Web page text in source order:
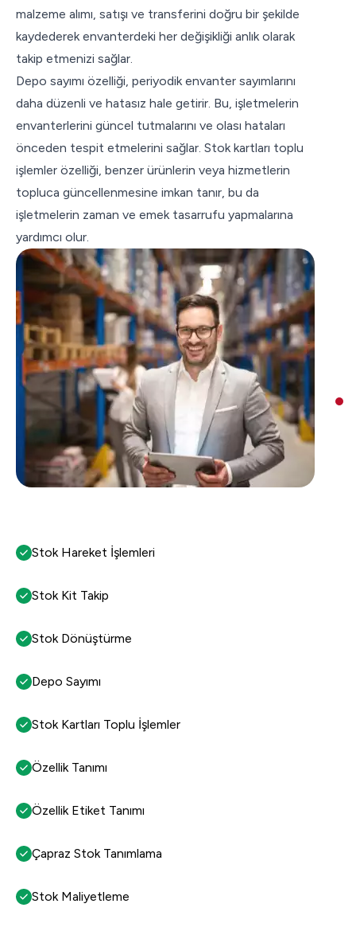
malzeme alımı, satışı ve transferini doğru bir şekilde
kaydederek envanterdeki her değişikliği anlık olarak
takip etmenizi sağlar.
Depo sayımı özelliği, periyodik envanter sayımlarını
daha düzenli ve hatasız hale getirir. Bu, işletmelerin
envanterlerini güncel tutmalarını ve olası hataları
önceden tespit etmelerini sağlar. Stok kartları toplu
işlemler özelliği, benzer ürünlerin veya hizmetlerin
topluca güncellenmesine imkan tanır, bu da
işletmelerin zaman ve emek tasarrufu yapmalarına
yardımcı olur.
Stok Hareket İşlemleri
Stok Kit Takip
Stok Dönüştürme
Depo Sayımı
Stok Kartları Toplu İşlemler
Özellik Tanımı
Özellik Etiket Tanımı
Çapraz Stok Tanımlama
Stok Maliyetleme